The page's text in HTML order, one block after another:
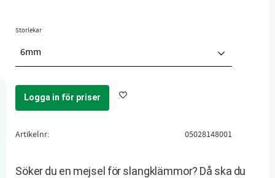
Storlekar
6mm
Logga in för priser Lägg till i favoriter
Artikelnr 05028148001
Söker du en mejsel för slangklämmor? Då ska du